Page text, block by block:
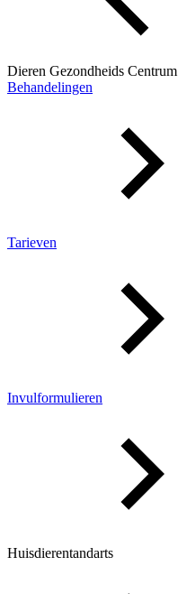
Dieren Gezondheids Centrum
Behandelingen
Tarieven
Invulformulieren
Huisdierentandarts